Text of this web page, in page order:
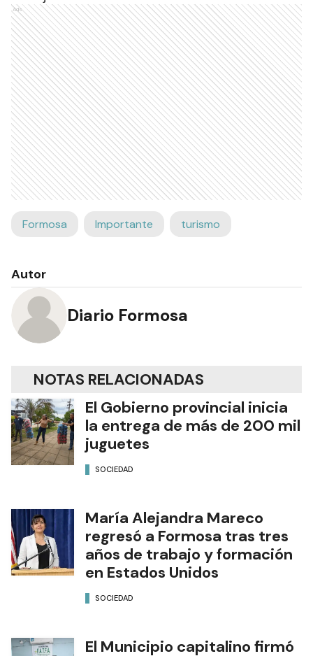
Ads
Formosa Importante turismo
Autor
Diario Formosa
NOTAS RELACIONADAS
El Gobierno provincial inicia
la entrega de más de 200 mil
juguetes
SOCIEDAD
María Alejandra Mareco
regresó a Formosa tras tres
años de trabajo y formación
en Estados Unidos
SOCIEDAD
El Municipio capitalino firmó